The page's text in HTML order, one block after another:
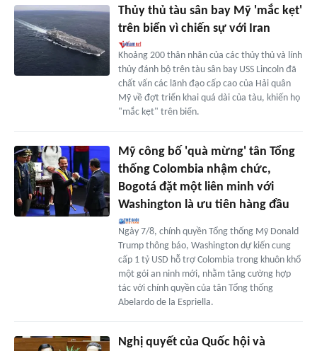
Thủy thủ tàu sân bay Mỹ 'mắc kẹt'
trên biển vì chiến sự với Iran
Khoảng 200 thân nhân của các thủy thủ và lính
thủy đánh bộ trên tàu sân bay USS Lincoln đã
chất vấn các lãnh đạo cấp cao của Hải quân
Mỹ về đợt triển khai quá dài của tàu, khiến họ
"mắc kẹt" trên biển.
Mỹ công bố 'quà mừng' tân Tổng
thống Colombia nhậm chức,
Bogotá đặt một liên minh với
Washington là ưu tiên hàng đầu
Ngày 7/8, chính quyền Tổng thống Mỹ Donald
Trump thông báo, Washington dự kiến cung
cấp 1 tỷ USD hỗ trợ Colombia trong khuôn khổ
một gói an ninh mới, nhằm tăng cường hợp
tác với chính quyền của tân Tổng thống
Abelardo de la Espriella.
Nghị quyết của Quốc hội và